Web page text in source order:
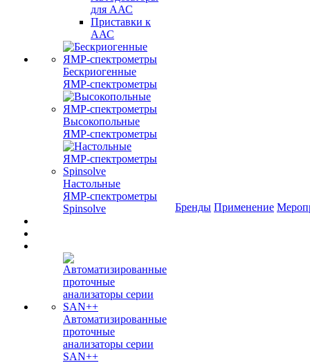
для ААС
Приставки к
ААС
Бескриогенные
ЯМР‑спектрометры
Высокопольные
ЯМР‑спектрометры
Настольные
ЯМР‑спектрометры
Spinsolve
Автоматизированные
проточные
анализаторы серии
SAN++
Бренды Применение